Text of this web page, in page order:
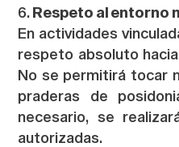
Respeto al entorno
En actividades
respeto absoluto
No se permitirá tocar
praderas de
necesario, se
autorizadas.